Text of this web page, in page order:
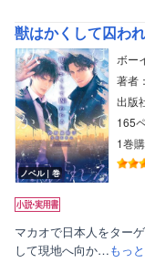
獣はかくして囚わ
ノベル｜巻
ボー
著者
出版
165
1巻
マカオで日本人をター
して現地へ向か…もっ